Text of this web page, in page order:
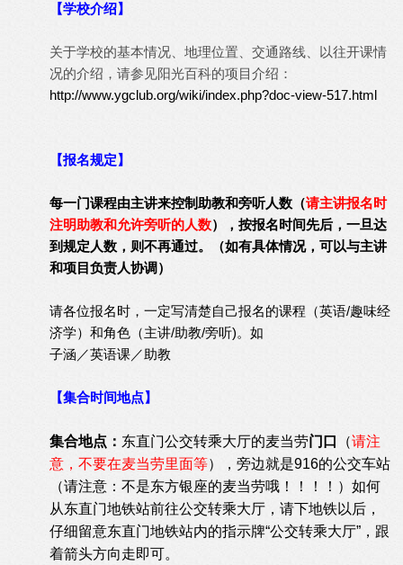
【学校介绍】
关于学校的基本情况、地理位置、交通路线、以往开课情
况的介绍，请参见阳光百科的项目介绍：
http://www.ygclub.org/wiki/index.php?doc-view-517.html
【报名规定】
每一门课程由主讲来控制助教和旁听人数（请主讲报名时
注明助教和允许旁听的人数），按报名时间先后，一旦达
到规定人数，则不再通过。（如有具体情况，可以与主讲
和项目负责人协调）
请各位报名时，一定写清楚自己报名的课程（英语/趣味经
济学）和角色（主讲/助教/旁听)。如
子涵／英语课／助教
【集合时间地点】
集合地点： 东直门公交转乘大厅的麦当劳门口 （请注
意，不要在麦当劳里面等），旁边就是916的公交车站
（请注意：不是东方银座的麦当劳哦！！！！）如何
从东直门地铁站前往公交转乘大厅，请下地铁以后，
仔细留意东直门地铁站内的指示牌“公交转乘大厅”，跟
着箭头方向走即可。